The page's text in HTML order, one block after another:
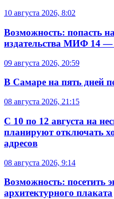
10 августа 2026, 8:02
Возможность: попасть
издательства МИФ 14 —
09 августа 2026, 20:59
В Самаре на пять дней
08 августа 2026, 21:15
С 10 по 12 августа на
планируют отключать
адресов
08 августа 2026, 9:14
Возможность: посетить
архитектурного плаката